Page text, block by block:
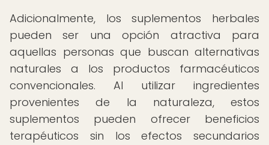
Adicionalmente, los suplementos herbales
pueden ser una opción atractiva para
aquellas personas que buscan alternativas
naturales a los productos farmacéuticos
convencionales. Al utilizar ingredientes
provenientes de la naturaleza, estos
suplementos pueden ofrecer beneficios
terapéuticos sin los efectos secundarios